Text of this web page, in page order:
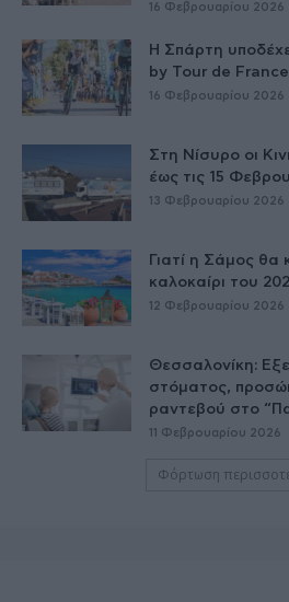
16 Φεβρουαρίου 2026
Η Σπάρτη
by Tour de
16 Φεβρουαρίου 2026
Στη Νίσυρο οι
έως τις 15
13 Φεβρουαρίου 2026
Γιατί η Σάμος θα
καλοκαίρι του
12 Φεβρουαρίου 2026
Θεσσαλονίκη:
στόματος,
ραντεβού στο
11 Φεβρουαρίου 2026
Φόρτωση